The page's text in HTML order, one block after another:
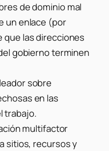
de dominio mal
un enlace (por
las direcciones
gobierno terminen
sobre
en las
trabajo.
multifactor
sitios, recursos y